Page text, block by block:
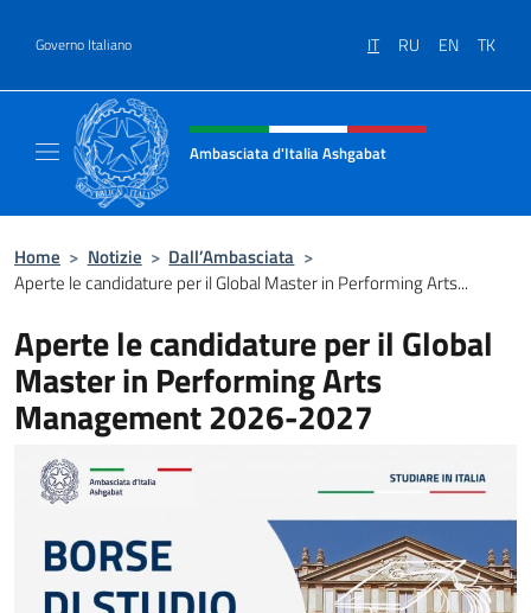
Governo Italiano IT RU EN TK
Intestazione sito, social e menù
Ambasciata d'Italia Ashgabat
Home > Notizie > Dall’Ambasciata >
Aperte le candidature per il Global Master in Performing Arts...
Aperte le candidature per il Global
Master in Performing Arts
Management 2026-2027